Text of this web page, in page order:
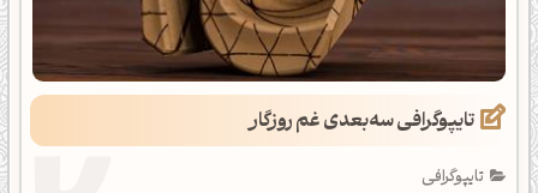
تایپوگرافی سه‌بعدی غم روزگار
تایپوگرافی